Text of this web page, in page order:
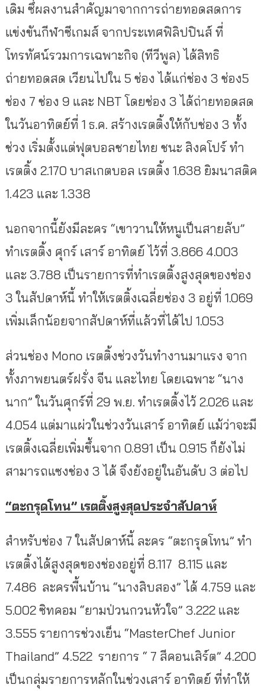
เดิม ซึ่ผลงานสำคัญมาจากการถ่ายทอดสดการ
แข่งขันกีฬาซีเกมส์ จากประเทศฟิลิปปินส์ ที่
โทรทัศน์รวมการเฉพาะกิจ (ทีวีพูล) ได้สิทธิ
ถ่ายทอดสด เวียนไปใน 5 ช่อง ได้แก่ช่อง 3 ช่อง5
ช่อง 7 ช่อง 9 และ NBT โดยช่อง 3 ได้ถ่ายทอดสด
ในวันอาทิตย์ที่ 1 ธ.ค. สร้างเรตติ้งให้กับช่อง 3 ทั้ง
ช่วง เริ่มตั้งแต่ฟุตบอลชายไทย ชนะ สิงคโปร์ ทำ
เรตติ้ง 2.170 บาสเกตบอล เรตติ้ง 1.638 ยิมนาสติค
1.423 และ 1.338
นอกจากนี้ยังมีละคร “เขาวานให้หนูเป็นสายลับ”
ทำเรตติ้ง ศุกร์ เสาร์ อาทิตย์ ไว้ที่ 3.866 4.003
และ 3.788 เป็นรายการที่ทำเรตติ้งสูงสุดของช่อง
3 ในสัปดาห์นี้ ทำให้เรตติ้งเฉลี่ยช่อง 3 อยู่ที่ 1.069
เพิ่มเล็กน้อยจากสัปดาห์ที่แล้วที่ได้ไป 1.053
ส่วนช่อง Mono เรตติ้งช่วงวันทำงานมาแรง จาก
ทั้งภาพยนตร์ฝรั่ง จีน และไทย โดยเฉพาะ “นาง
นาก” ในวันศุกร์ที่ 29 พ.ย. ทำเรตติ้งไว้ 2.026 และ
4.054 แต่มาแผ่วในช่วงวันเสาร์ อาทิตย์ แม้ว่าจะมี
เรตติ้งเฉลี่ยเพิ่มขึ้นจาก 0.891 เป็น 0.915 ก็ยังไม่
สามารถแซงช่อง 3 ได้ จึงยังอยู่ในอันดับ 3 ต่อไป
“ตะกรุดโทน” เรตติ้งสูงสุดประจำสัปดาห์
สำหรับช่อง 7 ในสัปดาห์นี้ ละคร “ตะกรุดโทน” ทำ
เรตติ้งได้สูงสุดของช่องอยู่ที่ 8.117 8.115 และ
7.486 ละครพื้นบ้าน “นางสิบสอง” ได้ 4.759 และ
5.002 ซิทคอม “ยามป่วนกวนหัวใจ” 3.222 และ
3.555 รายการช่วงเย็น “MasterChef Junior
Thailand” 4.522 รายการ “ 7 สีคอนเสิร์ต” 4.200
เป็นกลุ่มรายการหลักในช่วงเสาร์ อาทิตย์ ที่ทำให้